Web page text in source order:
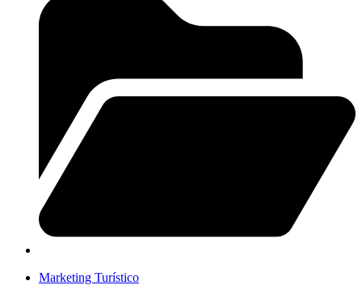
Marketing Turístico